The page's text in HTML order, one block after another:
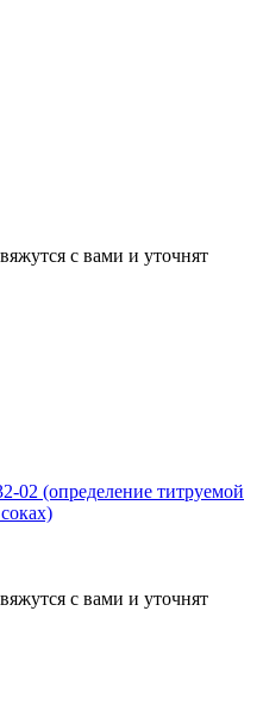
с вами и уточнят
02 (определение титруемой
с вами и уточнят